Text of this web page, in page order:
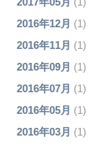
2016年12月 (1)
2016年11月 (1)
2016年09月 (1)
2016年07月 (1)
2016年05月 (1)
2016年03月 (1)